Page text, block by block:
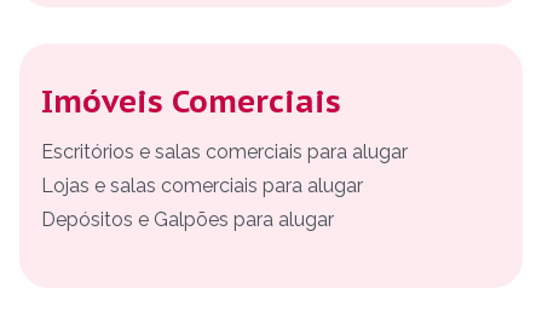
Imóveis Comerciais
Escritórios e salas comerciais para alugar
Lojas e salas comerciais para alugar
Depósitos e Galpões para alugar